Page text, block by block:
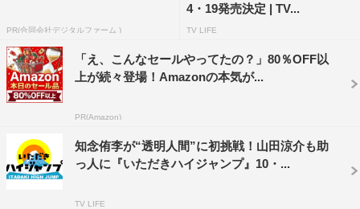
PR(合同会社デジタルファーム )
4・19発売決定 | TV...
TV LIFE
「え、こんなセールやってたの？」80％OFF以
上が続々登場！Amazonの本気が...
PR(Amazon)
知念侑李が“透明人間”に初挑戦！山田涼介も助
っ人に『いただきハイジャンプ』10・...
TV LIFE